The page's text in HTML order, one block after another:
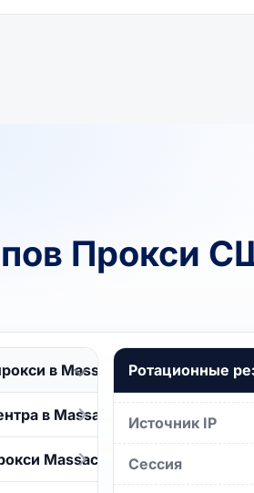
Прокси
в Massachusetts
в Massachusetts
Massachusetts
Ротационные
Источник IP
Сессия